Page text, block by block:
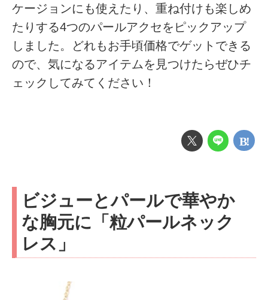
ケージョンにも使えたり、重ね付けも楽しめ
たりする4つのパールアクセをピックアップ
しました。どれもお手頃価格でゲットできる
ので、気になるアイテムを見つけたらぜひチ
ェックしてみてください！
ビジューとパールで華やか
な胸元に「粒パールネック
レス」